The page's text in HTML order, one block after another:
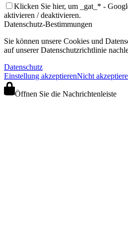
Klicken Sie hier, um _gat_* -
aktivieren / deaktivieren.
Datenschutz-Bestimmungen
Sie können unsere Cookies und
auf unserer Datenschutzrichtlinie
Datenschutz
Einstellung akzeptierenNicht
Öffnen Sie die Nachrichtenleiste